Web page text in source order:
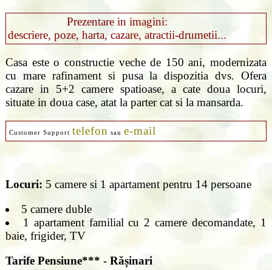
Prezentare in imagini:
descriere, poze, harta, cazare, atractii-drumetii...
Casa este o constructie veche de 150 ani, modernizata
cu mare rafinament si pusa la dispozitia dvs. Ofera
cazare in 5+2 camere spatioase, a cate doua locuri,
situate in doua case, atat la parter cat si la mansarda.
Customer Support telefon sau e-mail
Locuri: 5 camere si 1 apartament pentru 14 persoane
5 camere duble
1 apartament familial cu 2 camere decomandate, 1
baie, frigider, TV
Tarife Pensiune*** - Rășinari